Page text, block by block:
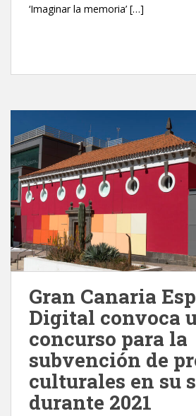
‘Imaginar la memoria’ […]
Gran Canaria
Digital convoca
concurso para la
subvención de
culturales en su
durante 2021